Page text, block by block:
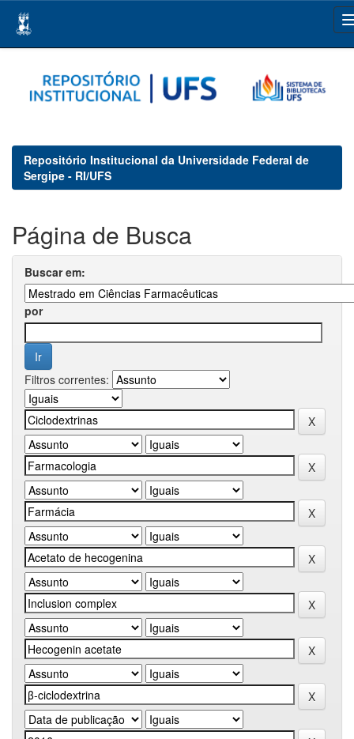
navigation
Repositório Institucional da Universidade Federal de
Sergipe - RI/UFS
Página de Busca
Buscar em:
por
Filtros correntes: